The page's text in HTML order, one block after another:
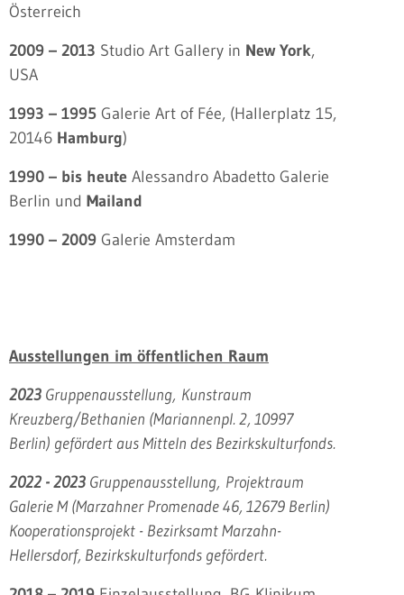
Österreich
2009 – 2013 Studio Art Gallery in New York,
USA
1993 – 1995 Galerie Art of Fée, (Hallerplatz 15,
20146 Hamburg)
1990 – bis heute Alessandro Abadetto Galerie
Berlin und Mailand
1990 – 2009 Galerie Amsterdam
Ausstellungen im öffentlichen Raum
2023 Gruppenausstellung, Kunstraum
Kreuzberg/Bethanien (Mariannenpl. 2, 10997
Berlin) gefördert aus Mitteln des Bezirkskulturfonds.
2022 - 2023 Gruppenausstellung, Projektraum
Galerie M (Marzahner Promenade 46, 12679 Berlin)
Kooperationsprojekt - Bezirksamt Marzahn-
Hellersdorf, Bezirkskulturfonds gefördert.